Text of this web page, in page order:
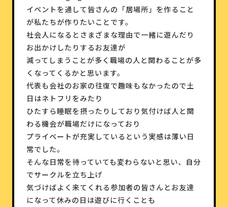
イベントを通して皆さんの「居場所」を作ること
が私たちが作りたいことです。
社会人になるとさまざまな理由で一緒に遊んだり
お出かけしたりするお友達が
減ってしまうことが多く職場の人と関わることが多
くなってくるかと思います。
代表も会社のお家の往復で趣味もなかったので土
日はネトフリをみたり
ひたすら睡眠を摂ったりしており気付けば人と関
わる機会が職場だけになっており
プライベートが充実しているという実感は薄い日
常でした。
そんな日常を待っていても変わらないと思い、自分
でサークルを立ち上げ
気づけばよく来てくれる参加者の皆さんとお友達
になって休みの日は遊びに行くことも